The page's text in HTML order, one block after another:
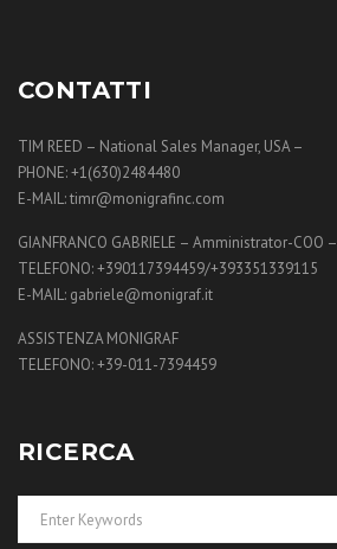
CONTATTI
TIM REED – National Sales Manager, USA –
PHONE: +1(630)2484480
E-MAIL: timr@monigrafinc.com
GIANFRANCO GABRIELE – Amministrator-COO –
TELEFONO: +390117394459/+393351339115
E-MAIL: gabriele@monigraf.it
ASSISTENZA MONIGRAF
TELEFONO: +39-011-7394459
RICERCA